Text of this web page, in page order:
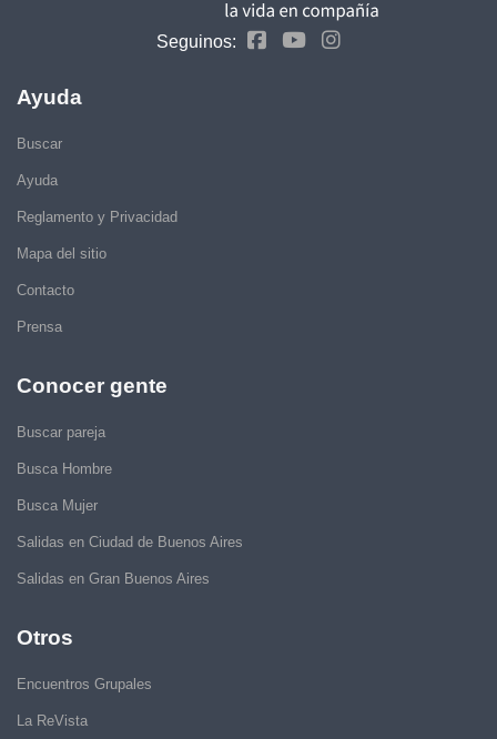
Seguinos:
Ayuda
Buscar
Ayuda
Reglamento y Privacidad
Mapa del sitio
Contacto
Prensa
Conocer gente
Buscar pareja
Busca Hombre
Busca Mujer
Salidas en Ciudad de Buenos Aires
Salidas en Gran Buenos Aires
Otros
Encuentros Grupales
La ReVista